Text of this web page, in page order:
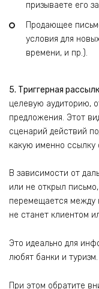
призываете его
Продающее
условия для
времени, и пр.).
5. Триггерная
целевую аудиторию,
предложения. Этот
сценарий действий
какую именно ссылку
В зависимости от
или не открыл
перемещается между
не станет клиентом
Это идеально для
любят банки и туризм.
При этом обратите